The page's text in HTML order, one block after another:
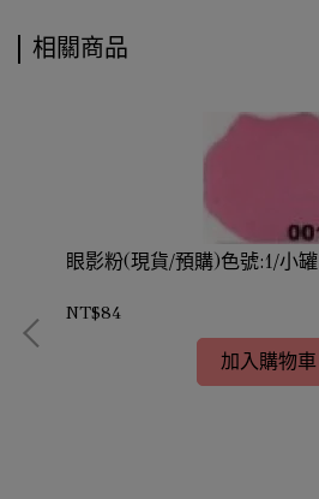
相關商品
眼影粉(現貨/預購)色號:1/小罐
NT$84
加入購物車